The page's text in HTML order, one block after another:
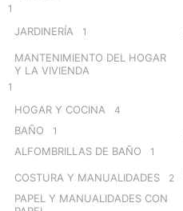
1
JARDINERÍA 1
MANTENIMIENTO DEL HOGAR
Y LA VIVIENDA
1
HOGAR Y COCINA 4
BAÑO 1
ALFOMBRILLAS DE BAÑO 1
COSTURA Y MANUALIDADES 2
PAPEL Y MANUALIDADES CON